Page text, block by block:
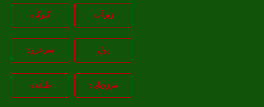
زیرآب گلوگاه
سرخرود
مرزن‌آباد طبقده